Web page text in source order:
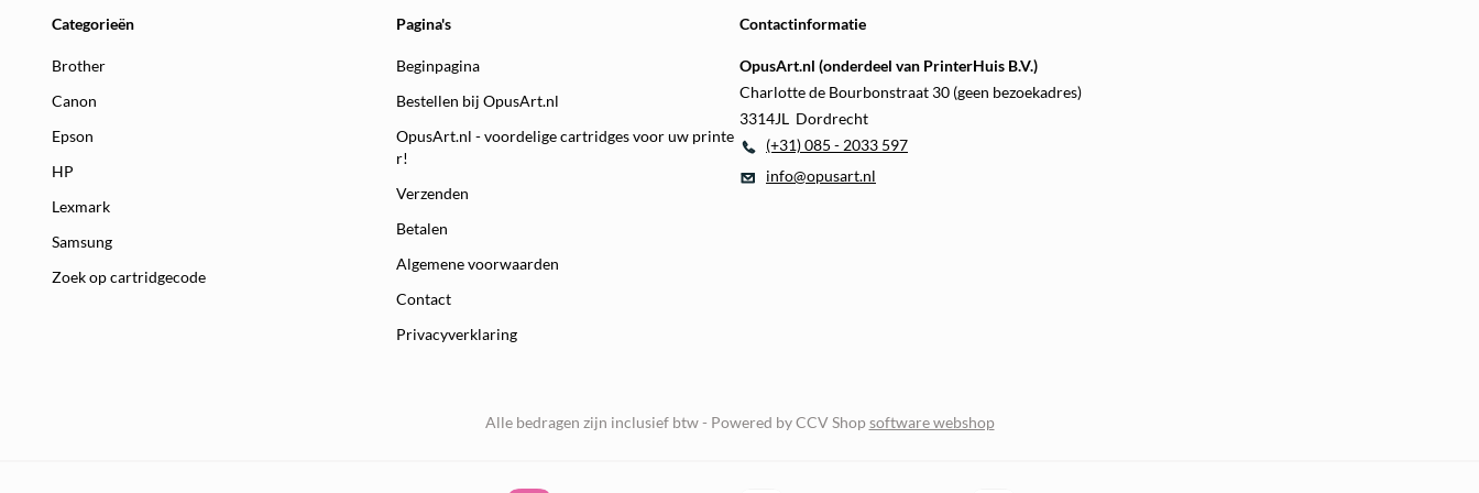
Categorieën
Brother
Canon
Epson
HP
Lexmark
Samsung
Zoek op cartridgecode
Pagina's
Beginpagina
Bestellen bij OpusArt.nl
OpusArt.nl - voordelige cartridges voor uw printe
r!
Verzenden
Betalen
Algemene voorwaarden
Contact
Privacyverklaring
Contactinformatie
OpusArt.nl (onderdeel van PrinterHuis B.V.)
Charlotte de Bourbonstraat 30 (geen bezoekadres)
3314JL Dordrecht
(+31) 085 - 2033 597
info@opusart.nl
Alle bedragen zijn inclusief btw - Powered by CCV Shopsoftware webshop